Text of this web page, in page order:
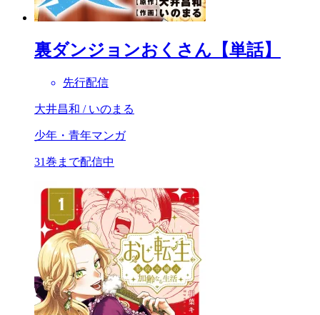
裏ダンジョンおくさん【単話】
先行配信
大井昌和 / いのまる
少年・青年マンガ
31巻まで配信中